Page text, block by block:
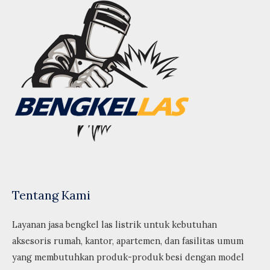
Tentang Kami
Layanan jasa bengkel las listrik untuk kebutuhan
aksesoris rumah, kantor, apartemen, dan fasilitas umum
yang membutuhkan produk-produk besi dengan model